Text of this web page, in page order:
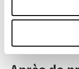
Des abris ou